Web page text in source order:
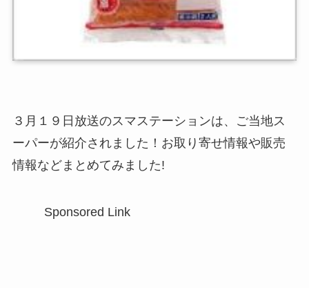
３月１９日放送のスマステーションは、ご当地ス
ーパーが紹介されました！お取り寄せ情報や販売
情報などまとめてみました!
Sponsored Link